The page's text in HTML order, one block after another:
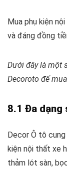
Mua phụ kiện
và đáng đồng
Dưới đây là một
Decoroto để
8.1 Đa dạng
Decor Ô tô
kiện nội thất xe
thảm lót sàn,